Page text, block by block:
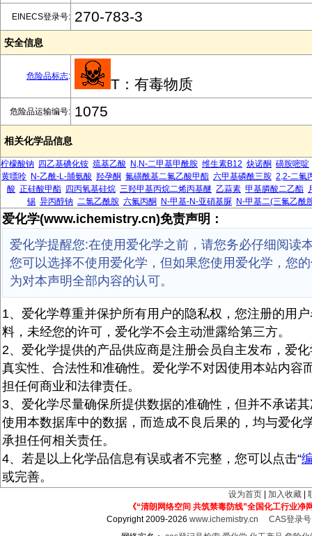
EINECS登录号: 270-783-3
安全信息
危险品标志: T：有毒物质
危险品运输编号: 1075
相关化学品信息
柠檬酸钠 四乙基碘化铵 巯基乙酸 N,N-二甲基甲酰胺 维生素B12 炔诺酮 磺胺嘧啶
黄嘌呤 N-乙酰-L-脯氨酸 羟孕酮 氟磺酰基二氟乙酸甲酯 六甲基磷酰三胺 2,2-二氟
酸 正硅酸甲酯 四丙氧基硅烷 三羟甲基丙烷二烯丙基醚 乙蒜素 甲基膦酸二乙酯
锡 异丙醇钠 二氯乙酰胺 六氟丙酮 N-甲基-N-亚硝基脲 N-甲基二(三氟乙酰
爱化学(www.ichemistry.cn)免责声明：
爱化学提醒您:在使用爱化学之前，请您务必仔细阅读
您可以选择不使用爱化学，但如果您使用爱化学，您
为对本声明全部内容的认可。
1、爱化学尊重并保护所有用户的隐私权，您注册的用
料，未经您的许可，爱化学不会主动泄露给第三方。
2、爱化学提供的产品供应商是注册会员自主发布，爱
真实性、合法性和准确性。爱化学不对因使用本站内容
担任何商业和法律责任。
3、爱化学尽量确保所提供数据的准确性，但并不承诺
使用本数据库中的数据，而造成不良后果的，均与爱化
承担任何相关责任。
4、若是以上化学品信息有误或者不完整，您可以点击“
或完善。
设为首页 加入收藏
《“清朗网络空间 共筑禁毒防线”全国化工行业净
Copyright 2009-2026www.ichemistry.cn
CAS登录